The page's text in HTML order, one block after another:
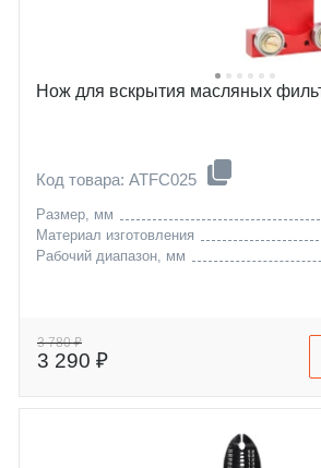
Нож для вскрытия масляных
Код товара: ATFC025
Размер, мм
Материал изготовления
Рабочий диапазон, мм
3 780 ₽
3 290 ₽